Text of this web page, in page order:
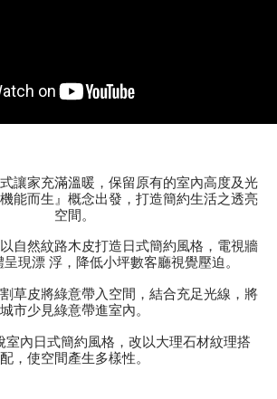
讓家充滿溫暖，保留原有的室內高度及光
能而生』概念出發，打造簡約生活之透亮
空間。
自然紋路木皮打造日式簡約風格，電視牆
現漂 浮，降低小坪數客廳視覺壓迫。
草皮將綠意帶入空間，結合充足光線，將
城市少見綠意帶進室內。
室內日式簡約風格，改以大理石材紋理搭
配，使空間產生多樣性。